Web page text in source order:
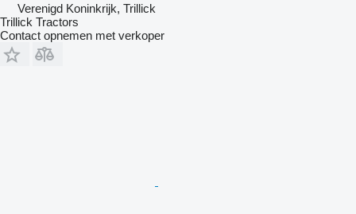
Verenigd Koninkrijk, Trillick
Trillick Tractors
Contact opnemen met verkoper